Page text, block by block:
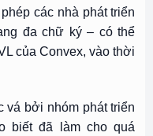
các nhà phát triển
đa chữ ký – có thể
của Convex, vào thời
vá bởi nhóm phát triển
biết đã làm cho quá